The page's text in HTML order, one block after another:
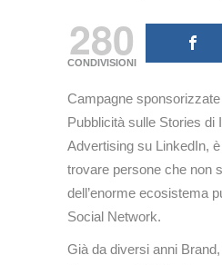
280
CONDIVISIONI
Campagne
Pubblicità sulle Stories di
Advertising su LinkedIn,
trovare persone che non
dell’enorme ecosistema
Social Network.
Già da diversi anni